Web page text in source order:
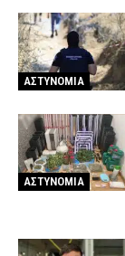
Γυναίκα έπεσε
2.480 ευρώ για
ΑΣΤΥΝΟΜΙΑ 8
ΑΣΤΥΝΟΜΙΑ
ΑΣΤΥΝΟΜΙΑ